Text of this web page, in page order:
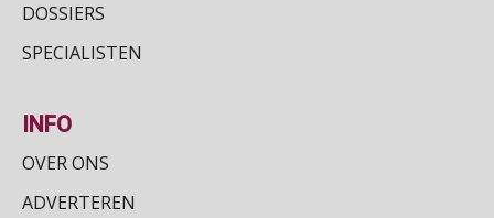
DOSSIERS
SPECIALISTEN
INFO
OVER ONS
ADVERTEREN